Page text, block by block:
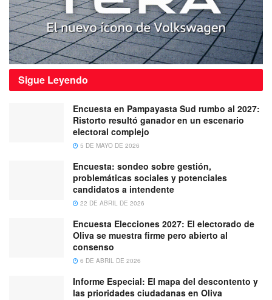
Sigue Leyendo
Encuesta en Pampayasta Sud rumbo al 2027:
Ristorto resultó ganador en un escenario
electoral complejo
5 DE MAYO DE 2026
Encuesta: sondeo sobre gestión,
problemáticas sociales y potenciales
candidatos a intendente
22 DE ABRIL DE 2026
Encuesta Elecciones 2027: El electorado de
Oliva se muestra firme pero abierto al
consenso
6 DE ABRIL DE 2026
Informe Especial: El mapa del descontento y
las prioridades ciudadanas en Oliva